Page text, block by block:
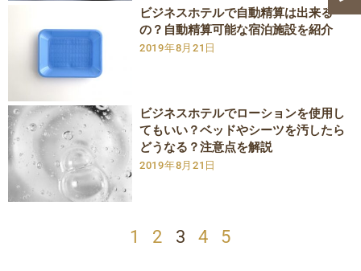
ビジネスホテルで自動精算は出来る
の？自動精算可能な宿泊施設を紹介
2019年8月21日
ビジネスホテルでローションを使用し
てもいい？ベッドやシーツを汚したら
どうなる？注意点を解説
2019年8月21日
1 2 3 4 5